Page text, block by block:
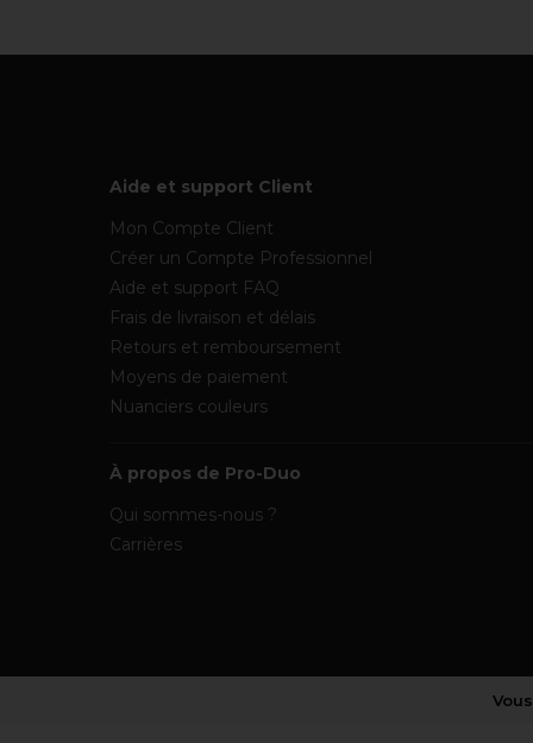
Aide et support Client
Mon Compte Client
Créer un Compte Professionnel
Aide et support FAQ
Frais de livraison et délais
Retours et remboursement
Moyens de paiement
Nuanciers couleurs
À propos de Pro-Duo
Qui sommes-nous ?
Carrières